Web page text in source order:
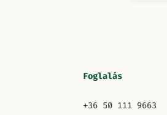
Foglalás
+36 50 111 9663